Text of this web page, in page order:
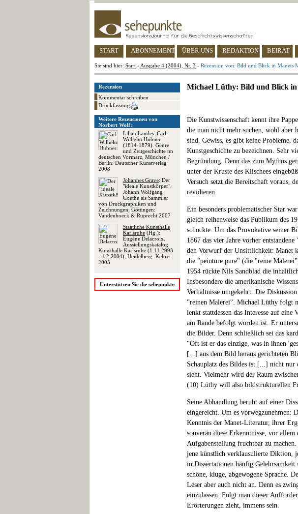
START ABONNEMENT ÜBER UNS REDAKTION BEIRAT
Sie sind hier: Start - Ausgabe 4 (2004), Nr. 3 - Rezension von: Bild und Blick in Manets
Rezension
Kommentar schreiben
Druckfassung
Weitere Rezensionen von
Norbert Wolf:
Lilian Landes: Carl
Wilhelm Hübner
(1814-1879). Genre
und Zeitgeschichte im
deutschen Vormärz, München /
Berlin: Deutscher Kunstverlag
2008
Johannes Grave: Der
"ideale Kunstkörper".
Johann Wolfgang
Goethe als Sammler
von Druckgraphiken und
Zeichnungen, Göttingen:
Vandenhoeck & Ruprecht 2007
Staatliche Kunsthalle
Karlsruhe (Hg.):
Eugène Delacroix.
Ausstellungskatalog
Kunsthalle Karlsruhe (1.11.2993
- 1.2.2004), Heidelberg: Kehrer
2003
Unterstützen Sie die sehepunkte
Michael Lüthy: Bild und Blick in
Die Kunstwissenschaft kennt ihre
die man nicht mehr suchen, wohl aber
sind. Gewiss, es gibt keine Probleme,
Kunstgeschichte zu bezeichnen. Sehr
Begründung. Denn das zum Mythos
unter der Kruste des Klischees
Versuch setzt die Bereitschaft voraus,
revidieren.
Ein besonders problematischer Star
gleich reihenweise das Publikum des
schockte. Um das Provokative seiner
1867 das vier Jahre vorher
den Vorwurf der Unsittlichkeit: Manet
die "peinture pure" (die "reine
1954 rückte Nils Sandblad die
Insbesondere die amerikanische
Verhältnisse umgekehrt: Die
"reinen Malerei". Michael Lüthy folgt
lenkt stattdessen das Interesse auf
am Rande befolgt worden ist. Er
die Bilder. Denn schließlich sei das
"Oft ist er das einzige, was in ihnen
[...] aus dem Bild heraus gerichteten
Schauplatz des Bildes ist [...] nicht nur
sieht. Vielmehr wird der Raum
(10) Lüthy will also bildstrukturellen
Seine Abhandlung beruht auf einer
eingereicht. Um es vorwegzunehmen:
Kenntnis der Manet-Literatur, ihrer
souverän diese Erkenntnisse, vor
Aufgabenstellung fruchtbar zu
jene künstlich verklausulierte Diktion,
in Dissertationen häufig Gelehrsamkeit
schöne, kluge, abgewogene Sprache.
Leser aber auch nicht an. Denn es
einzulassen. Folgt man dieser
Erörterungen zieht, immens sein.